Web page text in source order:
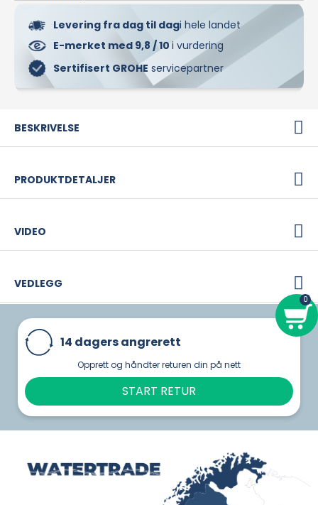
Levering fra dag til dagi hele landet
E-merket med 9,8 / 10 i vurdering
Sertifisert GROHE servicepartner
BESKRIVELSE
PRODUKTDETALJER
VIDEO
VEDLEGG
14 dagers angrerett
Opprett og håndter returen din på nett
START RETUR